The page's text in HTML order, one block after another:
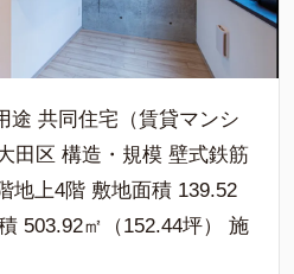
途 共同住宅（賃貸マンシ
田区 構造・規模 壁式鉄筋
地上4階 敷地面積 139.52
503.92㎡（152.44坪） 施